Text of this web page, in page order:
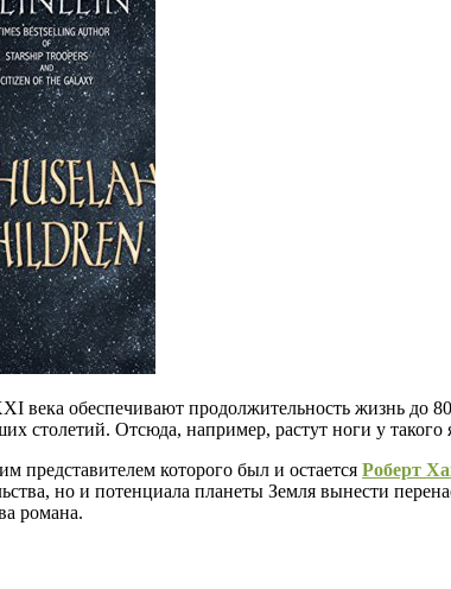
века обеспечивают продолжительность жизнь до
столетий. Отсюда, например, растут ноги у такого
представителем которого был и остается Роберт
но и потенциала планеты Земля вынести
романа.